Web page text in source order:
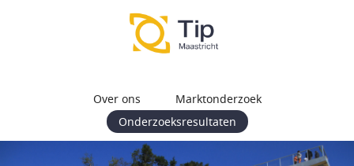
Over ons
Marktonderzoek
Onderzoeksresultaten